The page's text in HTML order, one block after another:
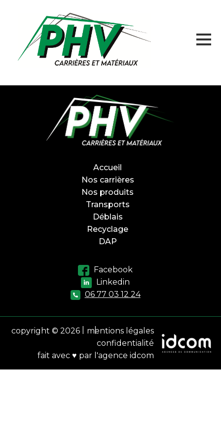
Accueil
Nos Carrières
SERVICE DE TRANSPORTS
SERVICE DE TRAITEMENT DES DÉBLAIS
RECYCLAGE DES MATÉRIAUX
Accueil
Nos carrières
Nos produits
Transports
Déblais
Recyclage
DAP
Facebook
Linkedin
06 77 03 12 24
copyright © 2026
mentions légales
confidentialité
fait avec ♥ par l'agence idcom